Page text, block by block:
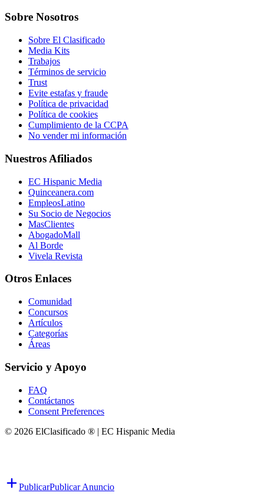
Sobre Nosotros
Sobre El Clasificado
Media Kits
Trabajos
Términos de servicio
Trust
Evite estafas y fraude
Política de privacidad
Política de cookies
Cumplimiento de la CCPA
No vender mi información
Nuestros Afiliados
EC Hispanic Media
Quinceanera.com
EmpleosLatino
Su Socio de Negocios
MasClientes
AbogadoMall
Al Borde
Vivela Revista
Otros Enlaces
Comunidad
Concursos
Artículos
Categorías
Áreas
Servicio y Apoyo
FAQ
Contáctanos
Consent Preferences
© 2026 ElClasificado ® | EC Hispanic Media
PublicarPublicar Anuncio